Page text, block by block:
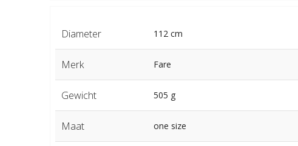
Diameter 112 cm
Merk Fare
Gewicht 505 g
Maat one size